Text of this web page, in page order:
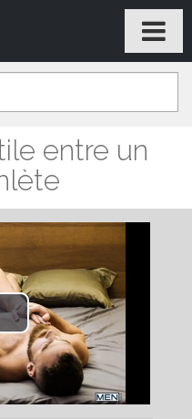
entre un